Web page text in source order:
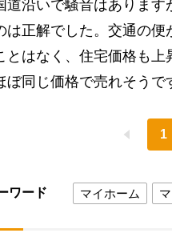
沿いで騒音はあります
は正解でした。交通の
とはなく、住宅価格も
ぼ同じ価格で売れそうで
1
ワード マイホーム